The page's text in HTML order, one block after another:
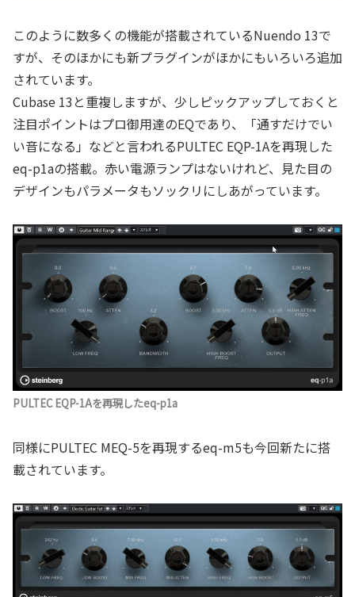
このように数多くの機能が搭載されているNuendo 13で
すが、そのほかにも新プラグインがほかにもいろいろ追加
されています。
Cubase 13と重複しますが、少しピックアップしておくと
注目ポイントはプロ御用達のEQであり、「通すだけでい
い音になる」などと言われるPULTEC EQP-1Aを再現した
eq-p1aの搭載。赤い電源ランプはないけれど、見た目の
デザインもパラメータもソックリにしあがっています。
PULTEC EQP-1Aを再現したeq-p1a
同様にPULTEC MEQ-5を再現するeq-m5も今回新たに搭
載されています。